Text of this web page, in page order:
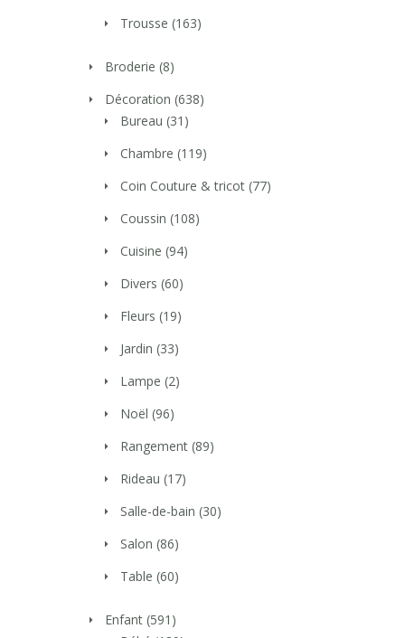
Trousse (163)
Broderie (8)
Décoration (638)
Bureau (31)
Chambre (119)
Coin Couture & tricot (77)
Coussin (108)
Cuisine (94)
Divers (60)
Fleurs (19)
Jardin (33)
Lampe (2)
Noël (96)
Rangement (89)
Rideau (17)
Salle-de-bain (30)
Salon (86)
Table (60)
Enfant (591)